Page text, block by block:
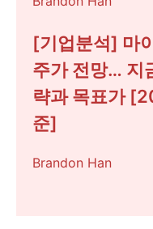
[기업분석] 마
주가 전망… 지
략과 목표가
준]
Brandon Han